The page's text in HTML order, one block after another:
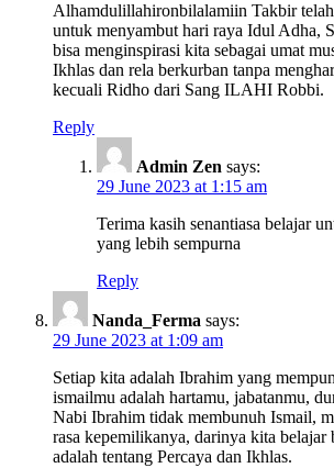
Alhamdulillahironbilalamiin Takbir
untuk menyambut hari raya Idul Adha,
bisa menginspirasi kita sebagai umat
Ikhlas dan rela berkurban tanpa
kecuali Ridho dari Sang ILAHI Robbi.
Reply
Admin Zen says:
29 June 2023 at 1:15 am
Terima kasih senantiasa belajar
yang lebih sempurna
Reply
Nanda_Ferma says:
29 June 2023 at 1:09 am
Setiap kita adalah Ibrahim yang
ismailmu adalah hartamu, jabatanmu,
Nabi Ibrahim tidak membunuh Ismail,
rasa kepemilikanya, darinya kita belajar
adalah tentang Percaya dan Ikhlas.